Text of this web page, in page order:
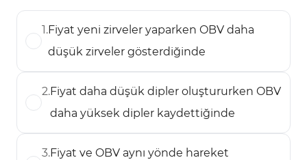
1.Fiyat yeni zirveler yaparken OBV daha
düşük zirveler gösterdiğinde
2.Fiyat daha düşük dipler oluştururken OBV
daha yüksek dipler kaydettiğinde
3.Fiyat ve OBV aynı yönde hareket